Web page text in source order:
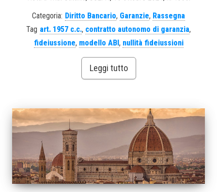
Categoria: Diritto Bancario, Garanzie, Rassegna
Tag art. 1957 c.c., contratto autonomo di garanzia,
fideiussione, modello ABI, nullità fideiussioni
Leggi tutto